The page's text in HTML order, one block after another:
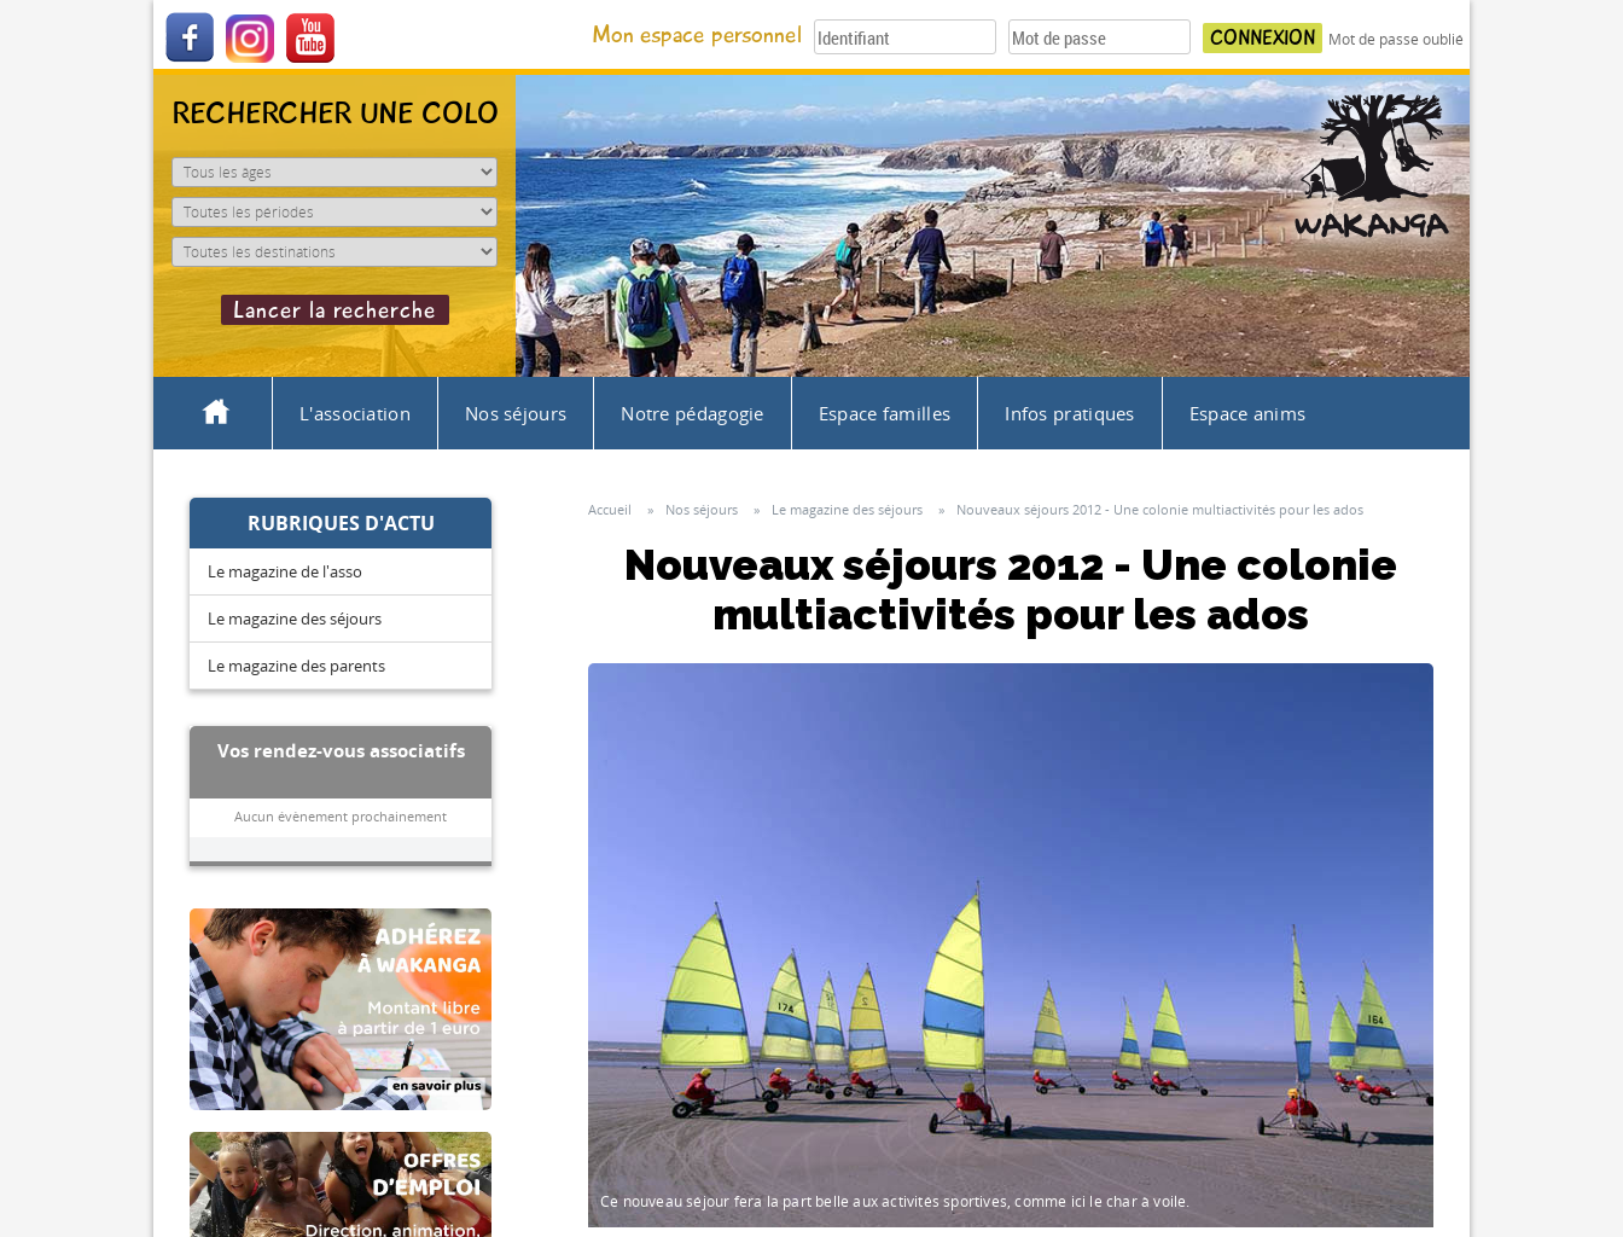
Mon espace personnel Mot de passe oublié
RECHERCHER UNE COLO
L'association Nos séjours Notre pédagogie Espace familles Infos pratiques Espace anims
Accueil » Nos séjours » Le magazine des séjours » Nouveaux séjours 2012 - Une colonie multiactivités pour les ados
Nouveaux séjours 2012 - Une colonie
multiactivités pour les ados
Ce nouveau séjour fera la part belle aux activités sportives, comme ici le char à voile.
RUBRIQUES D'ACTU
Le magazine de l'asso
Le magazine des séjours
Le magazine des parents
Vos rendez-vous associatifs
Aucun évènement prochainement